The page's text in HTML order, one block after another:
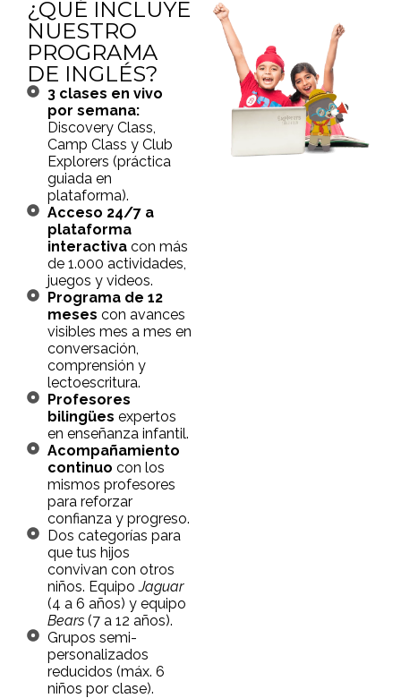
¿QUÉ INCLUYE
NUESTRO
PROGRAMA
DE INGLÉS?
3 clases en vivo
por semana:
Discovery Class,
Camp Class y Club
Explorers (práctica
guiada en
plataforma).
Acceso 24/7 a
plataforma
interactivacon más
de 1.000 actividades,
juegos y videos.
Programa de 12
meses con avances
visibles mes a mes en
conversación,
comprensión y
lectoescritura.
Profesores
bilingües expertos
en enseñanza infantil.
Acompañamiento
continuo con los
mismos profesores
para reforzar
confianza y progreso.
Dos categorías para
que tus hijos
convivan con otros
niños. EquipoJaguar
(4 a 6 años) y equipo
Bears(7 a 12 años).
Grupos semi-
personalizados
reducidos (máx. 6
niños por clase).